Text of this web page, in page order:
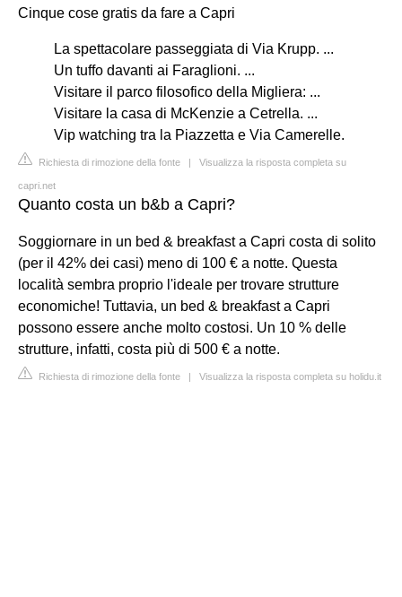
Cinque cose gratis da fare a Capri
La spettacolare passeggiata di Via Krupp. ...
Un tuffo davanti ai Faraglioni. ...
Visitare il parco filosofico della Migliera: ...
Visitare la casa di McKenzie a Cetrella. ...
Vip watching tra la Piazzetta e Via Camerelle.
Richiesta di rimozione della fonte | Visualizza la risposta completa su
capri.net
Quanto costa un b&b a Capri?
Soggiornare in un bed & breakfast a Capri costa di solito
(per il 42% dei casi) meno di 100 € a notte. Questa
località sembra proprio l'ideale per trovare strutture
economiche! Tuttavia, un bed & breakfast a Capri
possono essere anche molto costosi. Un 10 % delle
strutture, infatti, costa più di 500 € a notte.
Richiesta di rimozione della fonte | Visualizza la risposta completa su holidu.it